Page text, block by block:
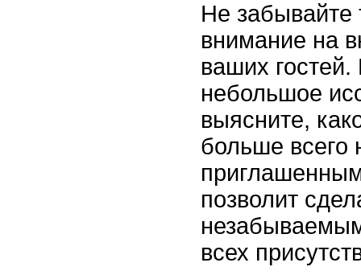
Не забывайте
внимание на
ваших
небольшое
выясните,
больше всего
позволит
всех